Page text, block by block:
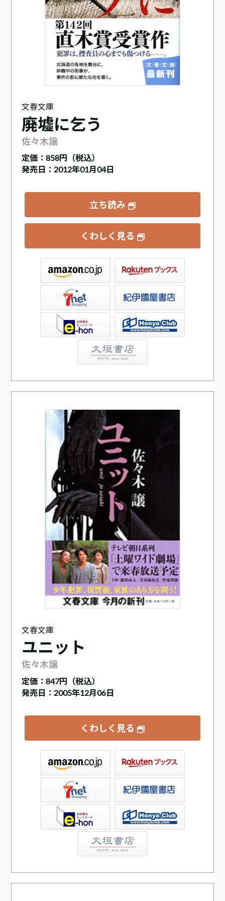
文春文庫
廃墟に乞う
佐々木譲
定価： 858円（税込）
発売日：2012年01月04日
立ち読み
くわしく見る
書店ウェブストア
文春文庫
ユニット
佐々木譲
定価： 847円（税込）
発売日：2005年12月06日
くわしく見る
書店ウェブストア